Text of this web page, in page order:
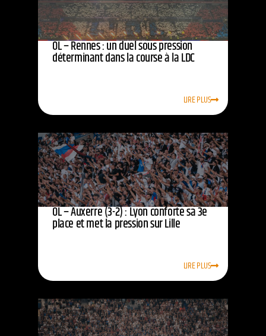
OL – Rennes : un duel sous pression
déterminant dans la course à la LDC
LIRE PLUS
OL – Auxerre (3-2) : Lyon conforte sa 3e
place et met la pression sur Lille
LIRE PLUS